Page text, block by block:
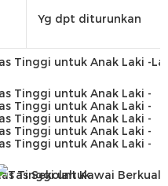
Yg dpt diturunkan